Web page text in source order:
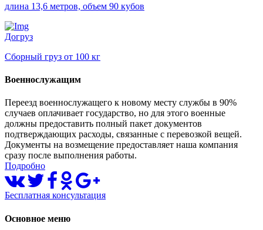
длина 13,6 метров, объем 90 кубов
Догруз
Сборный груз от 100 кг
Военнослужащим
Переезд военнослужащего к новому месту службы в 90%
случаев оплачивает государство, но для этого военные
должны предоставить полный пакет документов
подтверждающих расходы, связанные с перевозкой вещей.
Документы на возмещение предоставляет наша компания
сразу после выполнения работы.
Подробно
Бесплатная консультация
Основное меню